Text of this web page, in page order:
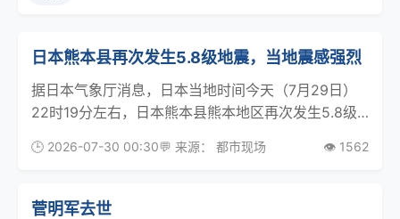
日本熊本县再次发生5.8级地震，当地震感强烈
据日本气象厅消息，日本当地时间今天（7月29日）
22时19分左右，日本熊本县熊本地区再次发生5.8级
一行赶到日本熊本县强震灾区。由于前一天在这里发
🕒 2026-07-30 00:30💬 来源： 都市现场 👁️ 1562
菅明军去世